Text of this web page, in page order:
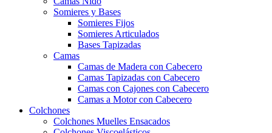
Somieres y Bases
Somieres Fijos
Somieres Articulados
Bases Tapizadas
Camas
Camas de Madera con Cabecero
Camas Tapizadas con Cabecero
Camas con Cajones con Cabecero
Camas a Motor con Cabecero
Colchones
Colchones Muelles Ensacados